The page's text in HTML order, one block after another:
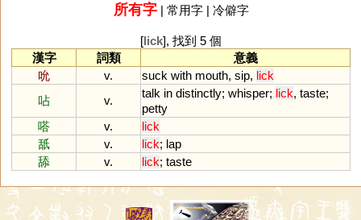
所有字| 常用字| 冷僻字
[lick], 找到 5 個
漢字
詞類
意義
吮
v. suck with mouth, sip, lick
呫
v.
talk in distinctly; whisper; lick, taste;
petty
嗒
v.
lick
舐
v. lick; lap
舔
v. lick; taste